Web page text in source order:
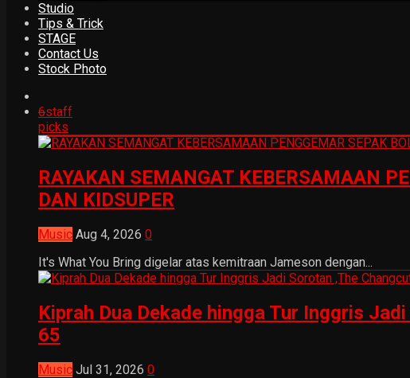
Studio
Tips & Trick
STAGE
Contact Us
Stock Photo
6staff
picks
RAYAKAN SEMANGAT KEBERSAMAAN
DAN KIDSUPER
Music Aug 4, 2026 0
It's What You Bring digelar atas kemitraan Jameson dengan...
Kiprah Dua Dekade hingga Tur Inggris
65
Music Jul 31, 2026 0